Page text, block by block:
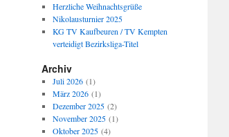
Herzliche Weihnachtsgrüße
Nikolausturnier 2025
KG TV Kaufbeuren / TV Kempten
verteidigt Bezirksliga-Titel
Archiv
Juli 2026(1)
März 2026(1)
Dezember 2025(2)
November 2025(1)
Oktober 2025(4)